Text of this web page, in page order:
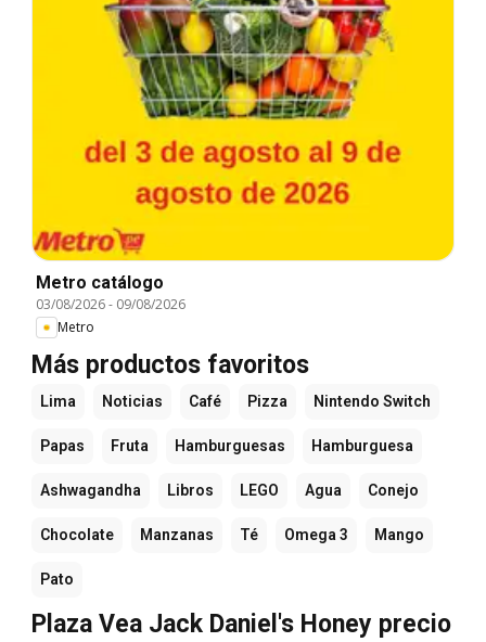
Metro catálogo
03/08/2026- 09/08/2026
Metro
Más productos favoritos
Lima Noticias Café Pizza Nintendo Switch
Papas Fruta Hamburguesas Hamburguesa
Ashwagandha Libros LEGO Agua Conejo
Chocolate Manzanas Té Omega 3 Mango
Pato
Plaza Vea Jack Daniel's Honey precio